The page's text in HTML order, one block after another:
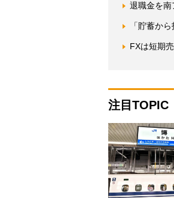
退職金を
「貯蓄か
FXは短期
注目TOPIC